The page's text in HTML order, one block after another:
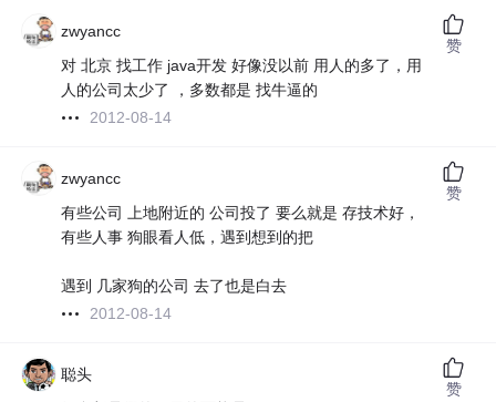
zwyancc
对 北京 找工作 java开发 好像没以前 用人的多了，用
人的公司太少了 ，多数都是 找牛逼的
2012-08-14
赞
zwyancc
有些公司 上地附近的 公司投了 要么就是 存技术好，
有些人事 狗眼看人低，遇到想到的把
遇到 几家狗的公司 去了也是白去
2012-08-14
赞
聪头
赞